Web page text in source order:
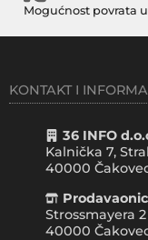
Mogućnost povrata
KONTAKT I
36 INFO
Kalnička 7,
40000
Strossmayera 2
40000